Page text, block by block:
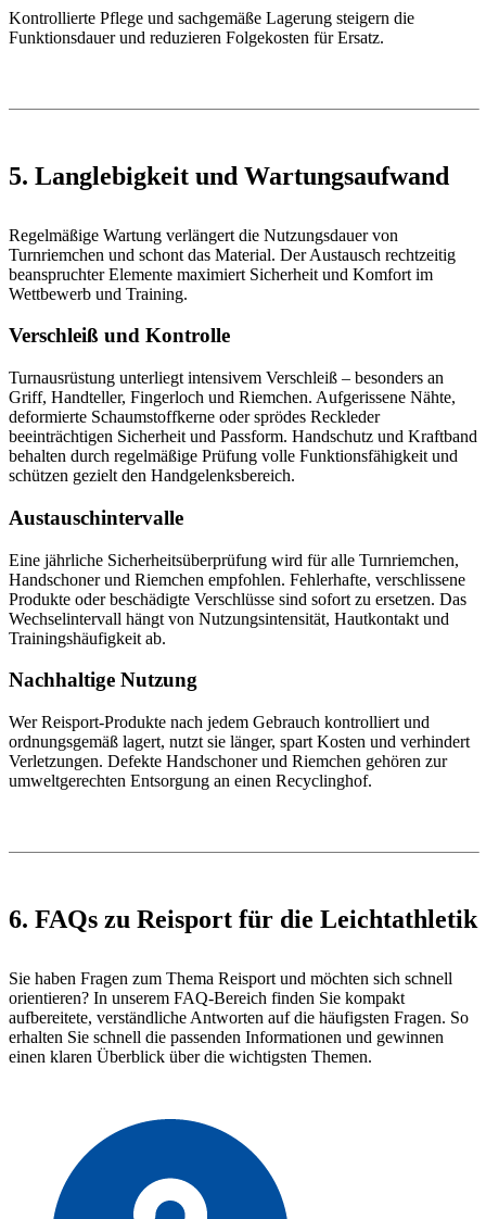
Kontrollierte Pflege und sachgemäße Lagerung steigern die
Funktionsdauer und reduzieren Folgekosten für Ersatz.
5. Langlebigkeit und Wartungsaufwand
Regelmäßige Wartung verlängert die Nutzungsdauer von
Turnriemchen und schont das Material. Der Austausch rechtzeitig
beanspruchter Elemente maximiert Sicherheit und Komfort im
Wettbewerb und Training.
Verschleiß und Kontrolle
Turnausrüstung unterliegt intensivem Verschleiß – besonders an
Griff, Handteller, Fingerloch und Riemchen. Aufgerissene Nähte,
deformierte Schaumstoffkerne oder sprödes Reckleder
beeinträchtigen Sicherheit und Passform. Handschutz und Kraftband
behalten durch regelmäßige Prüfung volle Funktionsfähigkeit und
schützen gezielt den Handgelenksbereich.
Austauschintervalle
Eine jährliche Sicherheitsüberprüfung wird für alle Turnriemchen,
Handschoner und Riemchen empfohlen. Fehlerhafte, verschlissene
Produkte oder beschädigte Verschlüsse sind sofort zu ersetzen. Das
Wechselintervall hängt von Nutzungsintensität, Hautkontakt und
Trainingshäufigkeit ab.
Nachhaltige Nutzung
Wer Reisport-Produkte nach jedem Gebrauch kontrolliert und
ordnungsgemäß lagert, nutzt sie länger, spart Kosten und verhindert
Verletzungen. Defekte Handschoner und Riemchen gehören zur
umweltgerechten Entsorgung an einen Recyclinghof.
6. FAQs zu Reisport für die Leichtathletik
Sie haben Fragen zum Thema Reisport und möchten sich schnell
orientieren? In unserem FAQ-Bereich finden Sie kompakt
aufbereitete, verständliche Antworten auf die häufigsten Fragen. So
erhalten Sie schnell die passenden Informationen und gewinnen
einen klaren Überblick über die wichtigsten Themen.